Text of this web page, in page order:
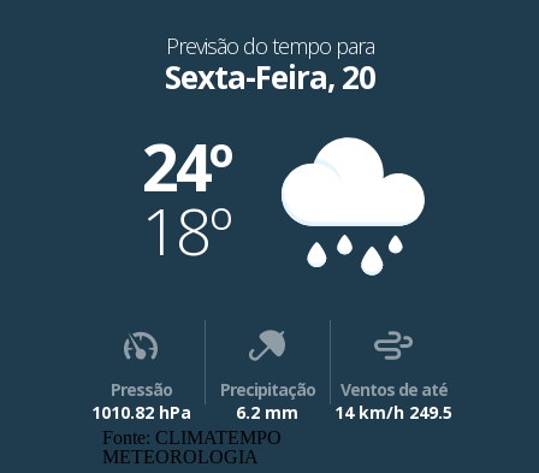
Previsão do tempo para
Sexta-Feira, 20
24º
18º
Pressão
1010.82 hPa
Precipitação
6.2 mm
Ventos de até
14 km/h 249.5
Fonte: CLIMATEMPO
METEOROLOGIA